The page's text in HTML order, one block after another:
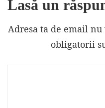
Lasă un
Adresa ta de email
obligatorii